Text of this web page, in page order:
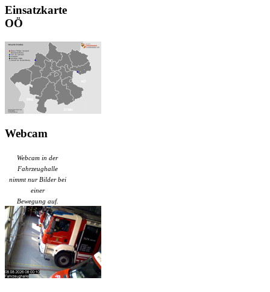
Einsatzkarte
OÖ
Webcam
Webcam in der
Fahrzeughalle
nimmt nur Bilder bei
einer
Bewegung auf.